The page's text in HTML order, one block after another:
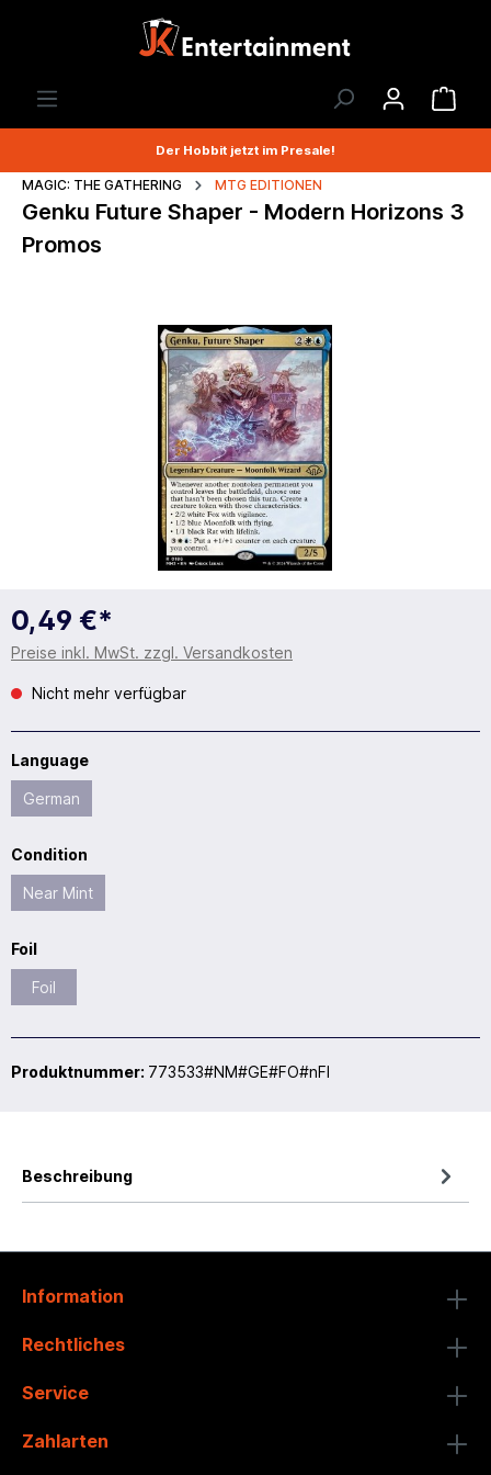
Der Hobbit jetzt im Presale!
MAGIC: THE GATHERING MTG EDITIONEN
Genku Future Shaper - Modern Horizons 3
Promos
0,49 €*
Preise inkl. MwSt. zzgl. Versandkosten
Nicht mehr verfügbar
Language
German
Condition
Near Mint
Foil
Foil
Produktnummer: 773533#NM#GE#FO#nFI
Beschreibung
Information
Rechtliches
Service
Zahlarten